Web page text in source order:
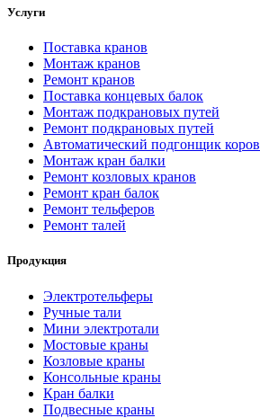
Услуги
Поставка кранов
Монтаж кранов
Ремонт кранов
Поставка концевых балок
Монтаж подкрановых путей
Ремонт подкрановых путей
Автоматический подгонщик коров
Монтаж кран балки
Ремонт козловых кранов
Ремонт кран балок
Ремонт тельферов
Ремонт талей
Продукция
Электротельферы
Ручные тали
Мини электротали
Мостовые краны
Козловые краны
Консольные краны
Кран балки
Подвесные краны